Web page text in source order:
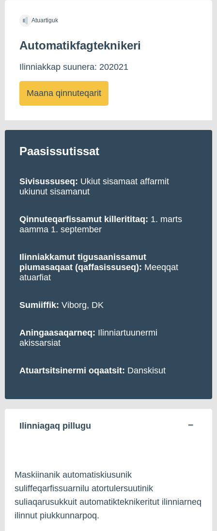
Atuartiguk
Automatikfagteknikeri
Ilinniakkap suunera: 202021
Maana qinnuteqarit
Paasissutissat
Sivisussuseq: Ukiut sisamaat affarmit
ukiunut sisamanut
Qinnuteqarfissamut killerititaq: 1. marts
aamma 1. september
Ilinniakkamut tigusaanissamut
piumasaqaat (qaffasissuseq): Meeqqat
atuarfiat
Sumiiffik: Viborg, DK
Aningaasaqarneq: Ilinniartuunermi
akissarsiat
Atuartsitsinermi oqaatsit: Danskisut
Ilinniagaq pillugu
Maskiinanik automatiskiusunik
suliffeqarfissuarnilu atortulersuutinik
suliaqarusukkuit automatikteknikeritut ilinniarneq
ilinnut piukkunnarpoq.